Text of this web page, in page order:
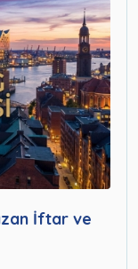
İftar ve